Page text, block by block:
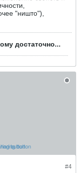
"ништо"),
достаточно...
#4